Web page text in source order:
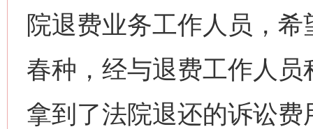
院退费业务工作人员，
春种，经与退费工作人
拿到了法院退还的诉讼费